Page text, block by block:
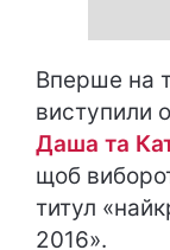
Вперше на
виступили
Даша та
щоб
титул
2016».